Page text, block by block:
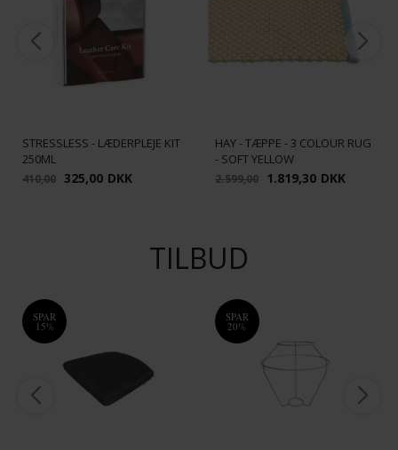
STRESSLESS - LÆDERPLEJE KIT
250ML
410,00 325,00 DKK
HAY - TÆPPE - 3 COLOUR RUG
- SOFT YELLOW
2.599,00 1.819,30 DKK
TILBUD
SPAR
15%
SPAR
20%